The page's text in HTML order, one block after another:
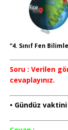
“4. Sınıf Fen
Soru : Verilen
cevaplayınız.
• Gündüz